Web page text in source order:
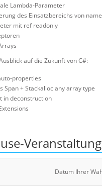
Lambda-Parameter
des Einsatzbereichs von
mit ref readonly
auf die Zukunft von C#:
properties
Span+ Stackalloc any array type
in deconstruction
Datum Ihrer